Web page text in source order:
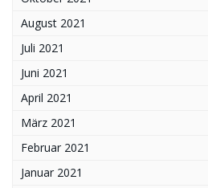
August 2021
Juli 2021
Juni 2021
April 2021
März 2021
Februar 2021
Januar 2021